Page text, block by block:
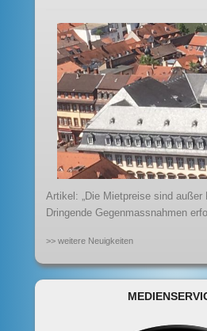
Artikel: „Die Mietpreise sind außer
Dringende Gegenmassnahmen
>> weitere Neuigkeiten